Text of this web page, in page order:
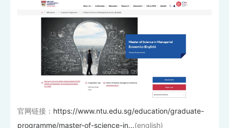
官网链接： https://www.ntu.edu.sg/education/graduate-
programme/master-of-science-in...(english)